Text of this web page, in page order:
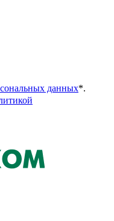
данных*.